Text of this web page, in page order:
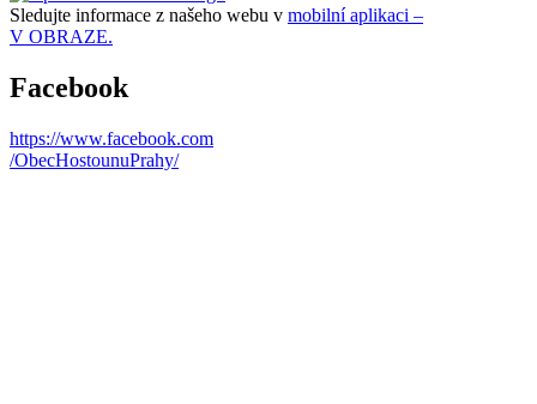
Sledujte informace z našeho webu v mobilní aplikaci –
V OBRAZE.
Facebook
https://www.facebook.com
/ObecHostounuPrahy/